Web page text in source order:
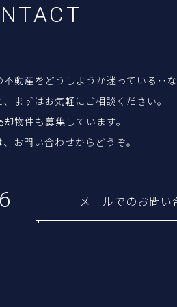
NTACT
動産をどうしようか迷っている‥な
まずはお気軽にご相談ください。
物件も募集しています。
お問い合わせからどうぞ。
メールでのお問い